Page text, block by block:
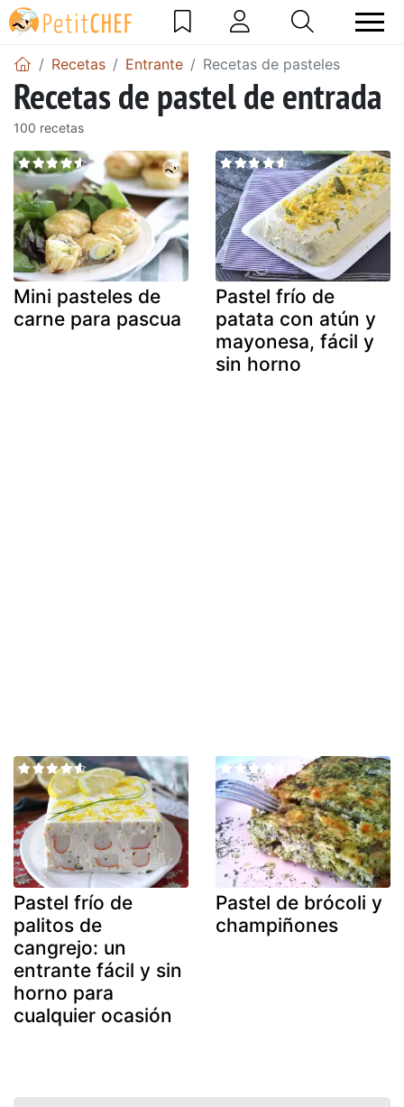
Recetas Entrante Recetas de pasteles
Recetas de pastel de entrada
100 recetas
Mini pasteles de
carne para pascua
Pastel frío de
patata con atún y
mayonesa, fácil y
sin horno
Pastel frío de
palitos de
cangrejo: un
entrante fácil y sin
horno para
cualquier ocasión
Pastel de brócoli y
champiñones